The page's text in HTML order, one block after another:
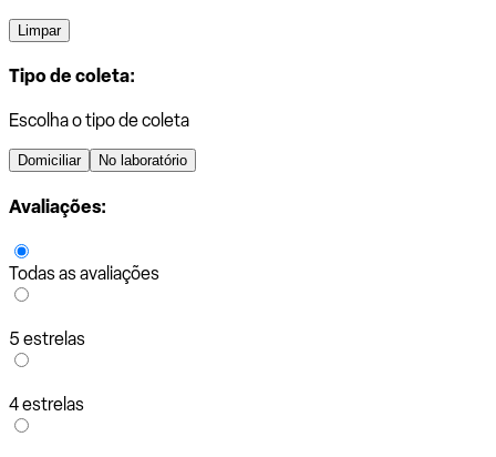
Limpar
Tipo de coleta:
Escolha o tipo de coleta
Domiciliar No laboratório
Avaliações:
Todas as avaliações
5 estrelas
4 estrelas